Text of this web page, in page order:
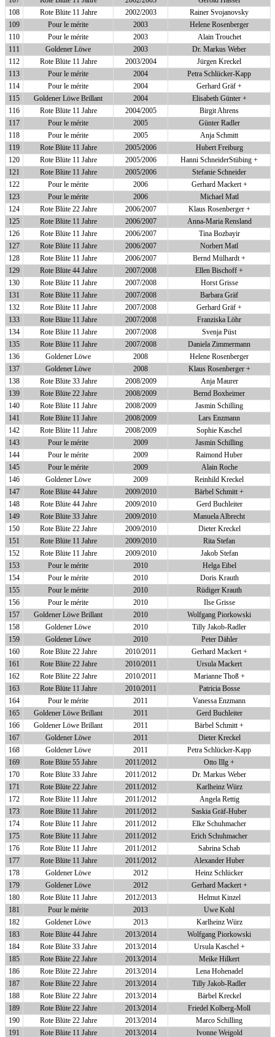
108
Rote Blüte 11 Jahre 2002/2003
Rainer Svojanovsky
109
Pour le mérite 2003
Helene Rosenberger
110
Pour le mérite 2003
Alain Trouchet
111
Goldener Löwe 2003
Dr. Markus Weber
112
Rote Blüte 11 Jahre 2003/2004
Jürgen Kreckel
113
Pour le mérite 2004
Petra Schlücker-Kapp
114
Pour le mérite 2004
Gerhard Gräf +
115
Goldener Löwe Brillant 2004
Elisabeth Günter +
116
Rote Blüte 11 Jahre 2004/2005
Birgit Ahrens
117
Pour le mérite 2005
Günter Radler
118
Pour le mérite 2005
Anja Schmitt
119
Rote Blüte 11 Jahre 2005/2006
Hubert Freiburg
120
Rote Blüte 11 Jahre 2005/2006
Hanni SchneiderStübing +
121
Rote Blüte 11 Jahre 2005/2006
Stefanie Schneider
122
Pour le mérite 2006
Gerhard Mackert +
123
Pour le mérite 2006
Michael Matl
124
Rote Blüte 22 Jahre 2006/2007
Klaus Rosenberger +
125
Rote Blüte 11 Jahre 2006/2007
Anna-Maria Rensland
126
Rote Blüte 11 Jahre 2006/2007
Tina Bozbayir
127
Rote Blüte 11 Jahre 2006/2007
Norbert Matl
128
Rote Blüte 11 Jahre 2006/2007
Bernd Mülhardt +
129
Rote Blüte 44 Jahre 2007/2008
Ellen Bischoff +
130
Rote Blüte 11 Jahre 2007/2008
Horst Grisse
131
Rote Blüte 11 Jahre 2007/2008
Barbara Gräf
132
Rote Blüte 11 Jahre 2007/2008
Gerhard Gräf +
133
Rote Blüte 11 Jahre 2007/2008
Franziska Löhr
134
Rote Blüte 11 Jahre 2007/2008
Svenja Püst
135
Rote Blüte 11 Jahre 2007/2008
Daniela Zimmermann
136
Goldener Löwe 2008
Helene Rosenberger
137
Goldener Löwe 2008
Klaus Rosenberger +
138
Rote Blüte 33 Jahre 2008/2009
Anja Maurer
139
Rote Blüte 22 Jahre 2008/2009
Bernd Boxheimer
140
Rote Blüte 11 Jahre 2008/2009
Jasmin Schilling
141
Rote Blüte 11 Jahre 2008/2009
Lars Enzmann
142
Rote Blüte 11 Jahre 2008/2009
Sophie Kaschel
143
Pour le mérite 2009
Jasmin Schilling
144
Pour le mérite 2009
Raimond Huber
145
Pour le mérite 2009
Alain Roche
146
Goldener Löwe 2009
Reinhild Kreckel
147
Rote Blüte 44 Jahre 2009/2010
Bärbel Schmitt +
148
Rote Blüte 44 Jahre 2009/2010
Gerd Buchleiter
149
Rote Blüte 33 Jahre 2009/2010
Manuela Albrecht
150
Rote Blüte 22 Jahre 2009/2010
Dieter Kreckel
151
Rote Blüte 11 Jahre 2009/2010
Rita Stefan
152
Rote Blüte 11 Jahre 2009/2010
Jakob Stefan
153
Pour le mérite 2010
Helga Eibel
154
Pour le mérite 2010
Doris Krauth
155
Pour le mérite 2010
Rüdiger Krauth
156
Pour le mérite 2010
Ilse Grisse
157
Goldener Löwe Brillant 2010
Wolfgang Piorkowski
158
Goldener Löwe 2010
Tilly Jakob-Radler
159
Goldener Löwe 2010
Peter Dähler
160
Rote Blüte 22 Jahre 2010/2011
Gerhard Mackert +
161
Rote Blüte 22 Jahre 2010/2011
Ursula Mackert
162
Rote Blüte 22 Jahre 2010/2011
Marianne Thoß +
163
Rote Blüte 11 Jahre 2010/2011
Patricia Bosse
164
Pour le mérite 2011
Vanessa Enzmann
165
Goldener Löwe Brillant 2011
Gerd Buchleiter
166
Goldener Löwe Brillant 2011
Bärbel Schmitt +
167
Goldener Löwe 2011
Dieter Kreckel
168
Goldener Löwe 2011
Petra Schlücker-Kapp
169
Rote Blüte 55 Jahre 2011/2012
Otto Illg +
170
Rote Blüte 33 Jahre 2011/2012
Dr. Markus Weber
171
Rote Blüte 22 Jahre 2011/2012
Karlheinz Würz
172
Rote Blüte 11 Jahre 2011/2012
Angela Rettig
173
Rote Blüte 11 Jahre 2011/2012
Saskia Gräf-Huber
174
Rote Blüte 11 Jahre 2011/2012
Elke Schuhmacher
175
Rote Blüte 11 Jahre 2011/2012
Erich Schuhmacher
176
Rote Blüte 11 Jahre 2011/2012
Sabrina Schab
177
Rote Blüte 11 Jahre 2011/2012
Alexander Huber
178
Goldener Löwe 2012
Heinz Schlücker
179
Goldener Löwe 2012
Gerhard Mackert +
180
Rote Blüte 11 Jahre 2012/2013
Helmut Kinzel
181
Pour le mérite 2013
Uwe Kohl
182
Goldener Löwe 2013
Karlheinz Würz
183
Rote Blüte 44 Jahre 2013/2014
Wolfgang Piorkowski
184
Rote Blüte 33 Jahre 2013/2014
Ursula Kaschel +
185
Rote Blüte 22 Jahre 2013/2014
Meike Hilkert
186
Rote Blüte 22 Jahre 2013/2014
Lena Hohenadel
187
Rote Blüte 22 Jahre 2013/2014
Tilly Jakob-Radler
188
Rote Blüte 22 Jahre 2013/2014
Bärbel Kreckel
189
Rote Blüte 22 Jahre 2013/2014
Friedel Kolberg-Moll
190
Rote Blüte 22 Jahre 2013/2014
Marco Schilling
191
Rote Blüte 11 Jahre 2013/2014 Ivonne Weigold